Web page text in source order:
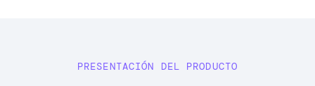
PRESENTACIÓN DEL PRODUCTO